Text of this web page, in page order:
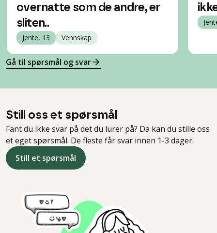
overnatte som de andre, er
sliten..
Jente, 13 Vennskap
Gå til spørsmål og svar
Still oss et spørsmål
Fant du ikke svar på det du lurer på? Da kan du stille oss
et eget spørsmål. De fleste får svar innen 1-3 dager.
Still et spørsmål